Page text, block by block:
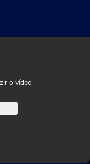
o vídeo